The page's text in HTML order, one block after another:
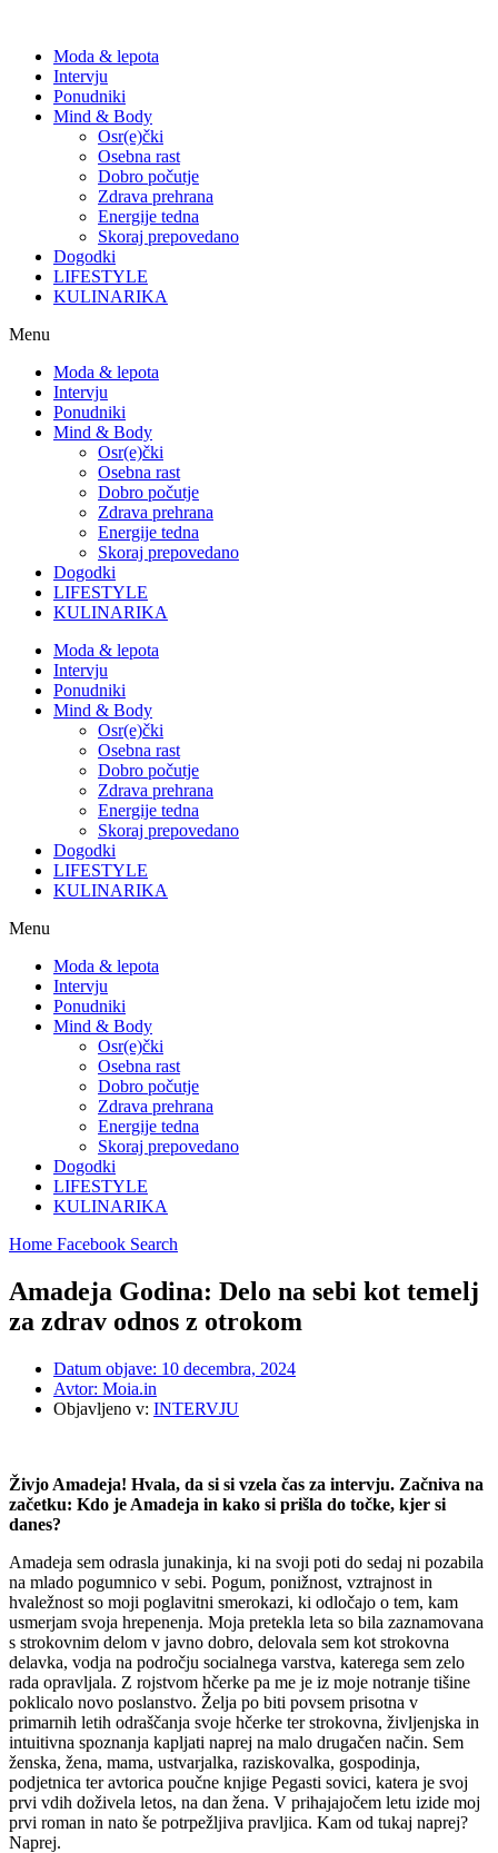
Moda & lepota
Intervju
Ponudniki
Mind & Body
Osr(e)čki
Osebna rast
Dobro počutje
Zdrava prehrana
Energije tedna
Skoraj prepovedano
Dogodki
LIFESTYLE
KULINARIKA
Menu
Moda & lepota
Intervju
Ponudniki
Mind & Body
Osr(e)čki
Osebna rast
Dobro počutje
Zdrava prehrana
Energije tedna
Skoraj prepovedano
Dogodki
LIFESTYLE
KULINARIKA
Moda & lepota
Intervju
Ponudniki
Mind & Body
Osr(e)čki
Osebna rast
Dobro počutje
Zdrava prehrana
Energije tedna
Skoraj prepovedano
Dogodki
LIFESTYLE
KULINARIKA
Menu
Moda & lepota
Intervju
Ponudniki
Mind & Body
Osr(e)čki
Osebna rast
Dobro počutje
Zdrava prehrana
Energije tedna
Skoraj prepovedano
Dogodki
LIFESTYLE
KULINARIKA
Home Facebook Search
Amadeja Godina: Delo na sebi kot temelj
za zdrav odnos z otrokom
Datum objave: 10 decembra, 2024
Avtor: Moia.in
Objavljeno v: INTERVJU
Živjo Amadeja! Hvala, da si si vzela čas za intervju. Začniva na
začetku: Kdo je Amadeja in kako si prišla do točke, kjer si
danes?
Amadeja sem odrasla junakinja, ki na svoji poti do sedaj ni pozabila
na mlado pogumnico v sebi. Pogum, ponižnost, vztrajnost in
hvaležnost so moji poglavitni smerokazi, ki odločajo o tem, kam
usmerjam svoja hrepenenja. Moja pretekla leta so bila zaznamovana
s strokovnim delom v javno dobro, delovala sem kot strokovna
delavka, vodja na področju socialnega varstva, katerega sem zelo
rada opravljala. Z rojstvom hčerke pa me je iz moje notranje tišine
poklicalo novo poslanstvo. Želja po biti povsem prisotna v
primarnih letih odraščanja svoje hčerke ter strokovna, življenjska in
intuitivna spoznanja kapljati naprej na malo drugačen način. Sem
ženska, žena, mama, ustvarjalka, raziskovalka, gospodinja,
podjetnica ter avtorica poučne knjige Pegasti sovici, katera je svoj
prvi vdih doživela letos, na dan žena. V prihajajočem letu izide moj
prvi roman in nato še potrpežljiva pravljica. Kam od tukaj naprej?
Naprej.